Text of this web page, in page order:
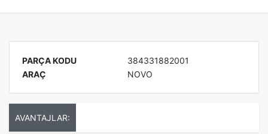
PARÇA KODU
384331882001
ARAÇ
NOVO
AVANTAJLAR: